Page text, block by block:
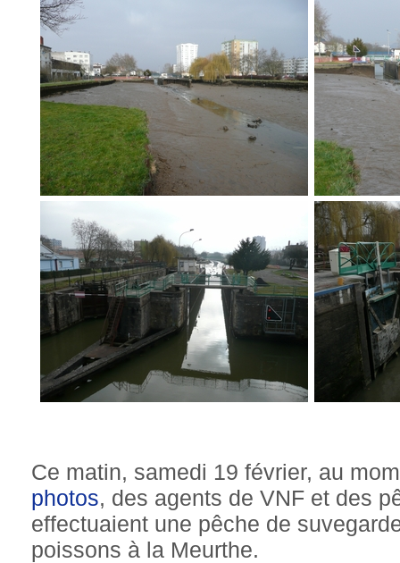
Ce matin, samedi 19 février, au
photos, des agents de VNF et des
effectuaient une pêche de
poissons à la Meurthe.